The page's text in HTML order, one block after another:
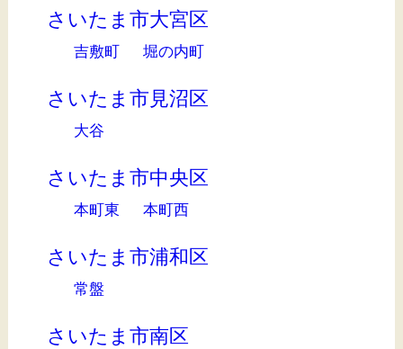
さいたま市大宮区
吉敷町 堀の内町
さいたま市見沼区
大谷
さいたま市中央区
本町東 本町西
さいたま市浦和区
常盤
さいたま市南区